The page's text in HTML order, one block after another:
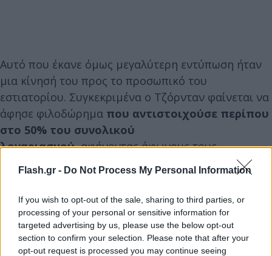
Flash.gr - Do Not Process My Personal Information
If you wish to opt-out of the sale, sharing to third parties, or
processing of your personal or sensitive information for
targeted advertising by us, please use the below opt-out
section to confirm your selection. Please note that after your
opt-out request is processed you may continue seeing
Αυτό που έκανε όμως μεγαλύτερη εντύπωση ήταν
μια κίνησή του προς το προσωπικό του
εστιατορίου. Συγκεκριμένα ο Τζόρνταν φαίνεται να
άφησε φιλοδώρημα που αντιστοιχούσε περίπου
στο 50% του συνολικού
λογαριασμού,αφήνοντας άφωνους τους
εργαζομένους, με μια κίνηση που ακόμα και για τα
δεδομένα της Μυκόνου φαίνεται ακραία. Η διαμονή
του Μάικλ Τζόρνταν στο νησί φαίνεται πως είναι το
θέμα συζήτησης και ενδιαφέροντος των ημερών,
καθώς κάθε του ενέργεια και κίνηση συζητιέται
έντονα.